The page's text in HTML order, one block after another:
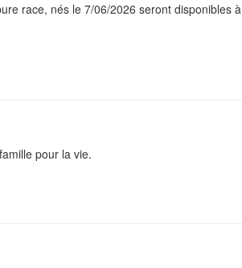
race, nés le 7/06/2026 seront disponibles
pour la vie.